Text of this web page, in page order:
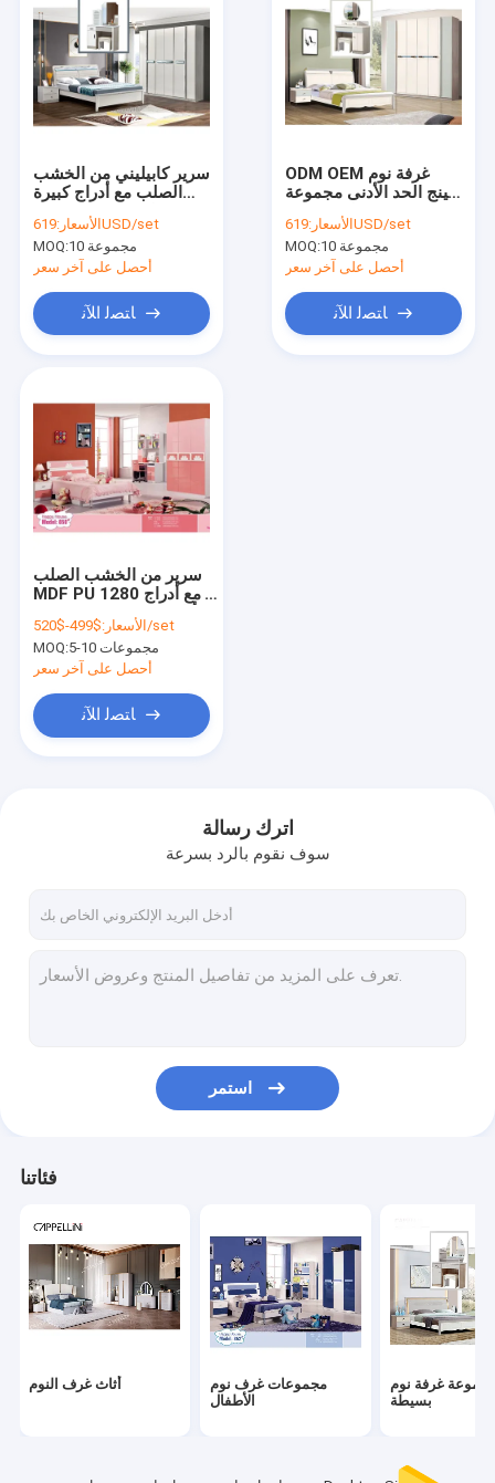
المنتجات
حول بنا
اتصل بنا
أثاث غرف النوم
مجموعات غرف نوم الأطفال
مجموعة غرفة نوم بسيطة
وظيفية صوفا سرير
سرير من الخشب الصلب مع أدراج
مكتب الرفع الكهربائي
طاولة جانبية متعددة الوظائف
كرسي مريح حديث
أثاث غرفة المعيشة
سرير كابيليني من الخشب
الصلب مع أدراج كبيرة
مسند ظهر مجموعة غرفة
نوم مزدوجة
الأسعار: 619USD/set
MOQ:
10 مجموعة
أحصل على آخر سعر
ﺎﺘﺼﻟ ﺍﻶﻧ
ODM OEM غرفة نوم
كينج الحد الأدنى مجموعة
سرير خشب صلب مزدوج
1800 * 2000 مم
الأسعار:619USD/set
MOQ:
10 مجموعة
أحصل على آخر سعر
ﺎﺘﺼﻟ ﺍﻶﻧ
سرير من الخشب الصلب
MDF PU مع أدراج 1280
منزلي للأطفال
الأسعار: $499-$520/set
MOQ:
5-10 مجموعات
أحصل على آخر سعر
ﺎﺘﺼﻟ ﺍﻶﻧ
اترك رسالة
سوف نقوم بالرد بسرعة
استمر
فئاتنا
أثاث غرف النوم
مجموعات غرف نوم
الأطفال
غرفة نوم
بسيطة